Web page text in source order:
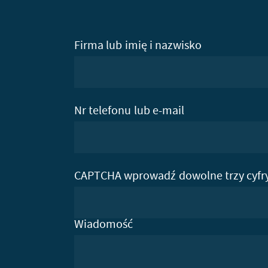
Firma lub imię i nazwisko
Nr telefonu lub e-mail
CAPTCHA wprowadź dowolne trzy
Wiadomość